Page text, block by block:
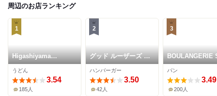
周辺のお店ランキング
1
Higashiyama
Nikoten
うどん
3.54
185人
2
グッド ルーザーズ ク
ラブ
ハンバーガー
3.50
42人
3
BOULANGERIE
パン
3.49
200人